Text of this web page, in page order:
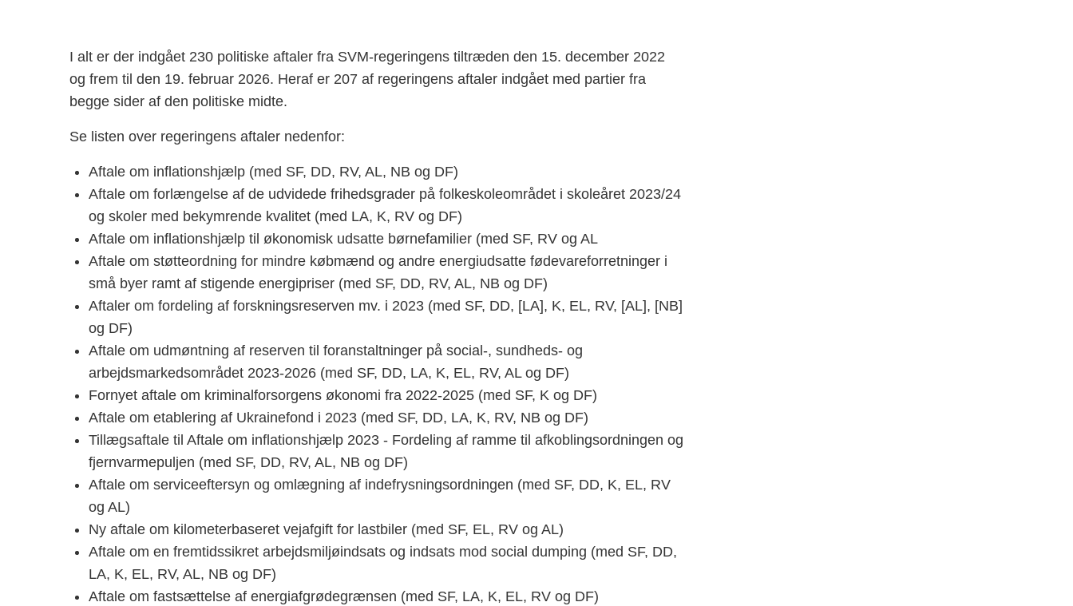
I alt er der indgået 230 politiske aftaler fra SVM-regeringens tiltræden den 15. december 2022
og frem til den 19. februar 2026. Heraf er 207 af regeringens aftaler indgået med partier fra
begge sider af den politiske midte.
Se listen over regeringens aftaler nedenfor:
Aftale om inflationshjælp (med SF, DD, RV, AL, NB og DF)
Aftale om forlængelse af de udvidede frihedsgrader på folkeskoleområdet i skoleåret 2023/24
og skoler med bekymrende kvalitet (med LA, K, RV og DF)
Aftale om inflationshjælp til økonomisk udsatte børnefamilier (med SF, RV og AL
Aftale om støtteordning for mindre købmænd og andre energiudsatte fødevareforretninger i
små byer ramt af stigende energipriser (med SF, DD, RV, AL, NB og DF)
Aftaler om fordeling af forskningsreserven mv. i 2023 (med SF, DD, [LA], K, EL, RV, [AL], [NB]
og DF)
Aftale om udmøntning af reserven til foranstaltninger på social-, sundheds- og
arbejdsmarkedsområdet 2023-2026 (med SF, DD, LA, K, EL, RV, AL og DF)
Fornyet aftale om kriminalforsorgens økonomi fra 2022-2025 (med SF, K og DF)
Aftale om etablering af Ukrainefond i 2023 (med SF, DD, LA, K, RV, NB og DF)
Tillægsaftale til Aftale om inflationshjælp 2023 - Fordeling af ramme til afkoblingsordningen og
fjernvarmepuljen (med SF, DD, RV, AL, NB og DF)
Aftale om serviceeftersyn og omlægning af indefrysningsordningen (med SF, DD, K, EL, RV
og AL)
Ny aftale om kilometerbaseret vejafgift for lastbiler (med SF, EL, RV og AL)
Aftale om en fremtidssikret arbejdsmiljøindsats og indsats mod social dumping (med SF, DD,
LA, K, EL, RV, AL, NB og DF)
Aftale om fastsættelse af energiafgrødegrænsen (med SF, LA, K, EL, RV og DF)